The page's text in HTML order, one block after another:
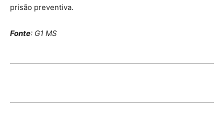
prisão preventiva.
Fonte: G1 MS